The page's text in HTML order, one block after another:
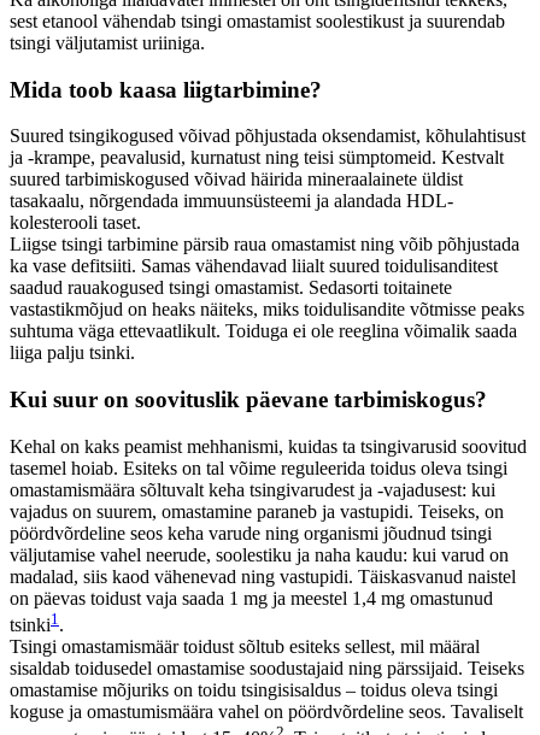
sest etanool vähendab tsingi omastamist soolestikust ja suurendab
tsingi väljutamist uriiniga.
Mida toob kaasa liigtarbimine?
Suured tsingikogused võivad põhjustada oksendamist, kõhulahtisust
ja -krampe, peavalusid, kurnatust ning teisi sümptomeid. Kestvalt
suured tarbimiskogused võivad häirida mineraalainete üldist
tasakaalu, nõrgendada immuunsüsteemi ja alandada HDL-
kolesterooli taset.
Liigse tsingi tarbimine pärsib raua omastamist ning võib põhjustada
ka vase defitsiiti. Samas vähendavad liialt suured toidulisanditest
saadud rauakogused tsingi omastamist. Sedasorti toitainete
vastastikmõjud on heaks näiteks, miks toidulisandite võtmisse peaks
suhtuma väga ettevaatlikult. Toiduga ei ole reeglina võimalik saada
liiga palju tsinki.
Kui suur on soovituslik päevane tarbimiskogus?
Kehal on kaks peamist mehhanismi, kuidas ta tsingivarusid soovitud
tasemel hoiab. Esiteks on tal võime reguleerida toidus oleva tsingi
omastamismäära sõltuvalt keha tsingivarudest ja -vajadusest: kui
vajadus on suurem, omastamine paraneb ja vastupidi. Teiseks, on
pöördvõrdeline seos keha varude ning organismi jõudnud tsingi
väljutamise vahel neerude, soolestiku ja naha kaudu: kui varud on
madalad, siis kaod vähenevad ning vastupidi. Täiskasvanud naistel
on päevas toidust vaja saada 1 mg ja meestel 1,4 mg omastunud
tsinki1 .
Tsingi omastamismäär toidust sõltub esiteks sellest, mil määral
sisaldab toidusedel omastamise soodustajaid ning pärssijaid. Teiseks
omastamise mõjuriks on toidu tsingisisaldus – toidus oleva tsingi
koguse ja omastumismäära vahel on pöördvõrdeline seos. Tavaliselt